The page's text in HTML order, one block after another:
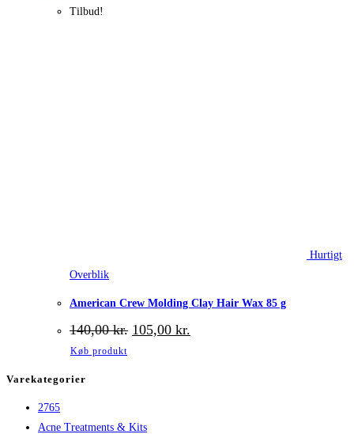
Tilbud!
Hurtigt
Overblik
American Crew Molding Clay Hair Wax 85 g
140,00kr. Den
oprindelige
105,00 kr.
aktuelle
Køb produkt
Varekategorier
2765
Acne Treatments & Kits